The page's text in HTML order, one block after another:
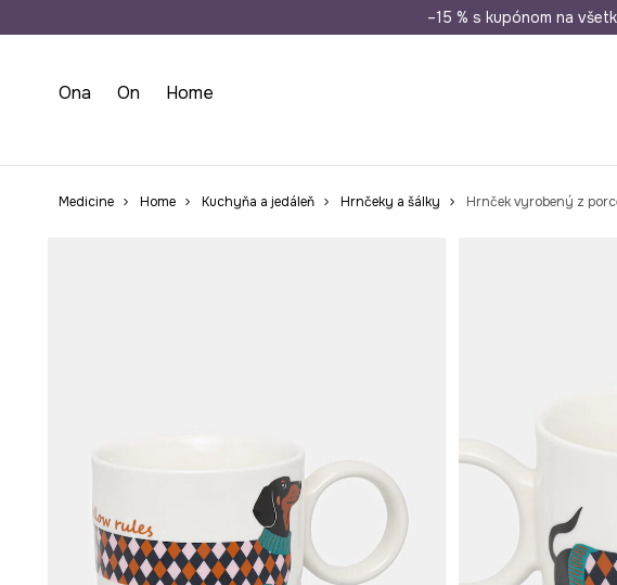
Doprava zadarmo od 50 €
–15 % s kupónom na
Ona On Home
Medicine Home Kuchyňa a jedáleň Hrnčeky a šálky Hrnček vyrobený z